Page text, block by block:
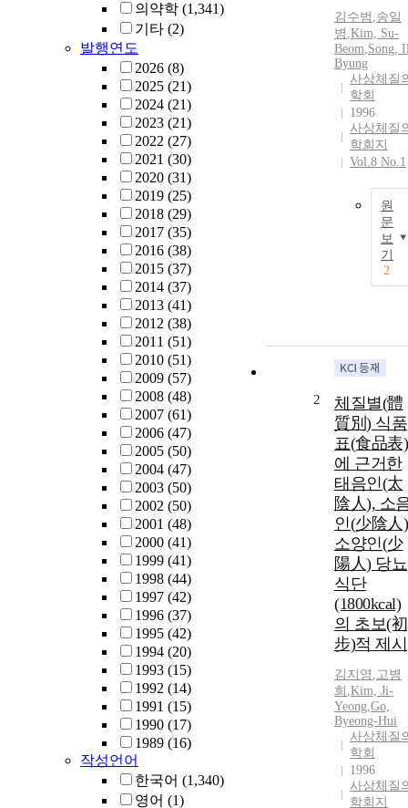
의약학 (1,341)
기타 (2)
발행연도
2026 (8)
2025 (21)
2024 (21)
2023 (21)
2022 (27)
2021 (30)
2020 (31)
2019 (25)
2018 (29)
2017 (35)
2016 (38)
2015 (37)
2014 (37)
2013 (41)
2012 (38)
2011 (51)
2010 (51)
2009 (57)
2008 (48)
2007 (61)
2006 (47)
2005 (50)
2004 (47)
2003 (50)
2002 (50)
2001 (48)
2000 (41)
1999 (41)
1998 (44)
1997 (42)
1996 (37)
1995 (42)
1994 (20)
1993 (15)
1992 (14)
1991 (15)
1990 (17)
1989 (16)
작성언어
한국어 (1,340)
영어 (1)
김수범 ,송일
병 ,Kim, Su-
Beom,Song,
Byung
사상체질
학회
1996
사상체질
학회지
Vol.8 No.1
원
문
보
기
2
2
체질별(體
質別) 식품
표(食品表)
에 근거한
태음인(太
陰人), 소
인(少陰人
소양인(少
陽人) 당뇨
식단
(1800kcal)
의 초보(初
步)적 제시
김지영 ,고병
희 ,Kim, Ji-
Yeong,Go,
Byeong-Hui
사상체질
학회
1996
사상체질
학회지